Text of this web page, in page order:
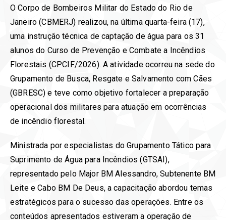
O Corpo de Bombeiros Militar do Estado do Rio de
Janeiro (CBMERJ) realizou, na última quarta-feira (17),
uma instrução técnica de captação de água para os 31
alunos do Curso de Prevenção e Combate a Incêndios
Florestais (CPCIF/2026). A atividade ocorreu na sede do
Grupamento de Busca, Resgate e Salvamento com Cães
(GBRESC) e teve como objetivo fortalecer a preparação
operacional dos militares para atuação em ocorrências
de incêndio florestal.
Ministrada por especialistas do Grupamento Tático para
Suprimento de Água para Incêndios (GTSAI),
representado pelo Major BM Alessandro, Subtenente BM
Leite e Cabo BM De Deus, a capacitação abordou temas
estratégicos para o sucesso das operações. Entre os
conteúdos apresentados estiveram a operação de